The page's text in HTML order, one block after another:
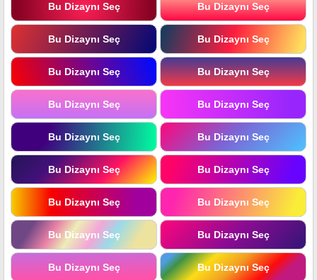
Bu Dizaynı Seç Bu Dizaynı Seç
Bu Dizaynı Seç Bu Dizaynı Seç
Bu Dizaynı Seç Bu Dizaynı Seç
Bu Dizaynı Seç Bu Dizaynı Seç
Bu Dizaynı Seç Bu Dizaynı Seç
Bu Dizaynı Seç Bu Dizaynı Seç
Bu Dizaynı Seç Bu Dizaynı Seç
Bu Dizaynı Seç Bu Dizaynı Seç
Bu Dizaynı Seç Bu Dizaynı Seç